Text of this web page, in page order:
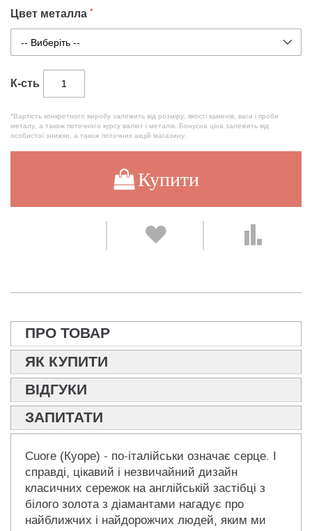
Цвет металла
К-сть
*Вартість конкретного виробу залежить від розміру, якості каменів, ваги і проби
металу, а також поточного курсу валют і металів. Бонусна ціна залежить від
особистої знижки, а також поточних акцій магазину.
Купити
ПРО ТОВАР
ЯК КУПИТИ
ВІДГУКИ
ЗАПИТАТИ
Сuore (Куоре) - по-італійськи означає серце. І
справді, цікавий і незвичайний дизайн
класичних сережок на англійській застібці з
білого золота з діамантами нагадує про
найближчих і найдорожчих людей, яким ми